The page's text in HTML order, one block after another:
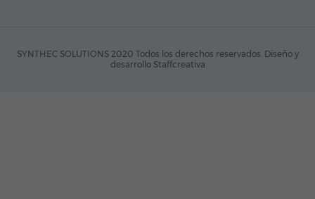
SYNTHEC SOLUTIONS 2020 Todos los derechos reservados. Diseño y
desarrollo Staffcreativa